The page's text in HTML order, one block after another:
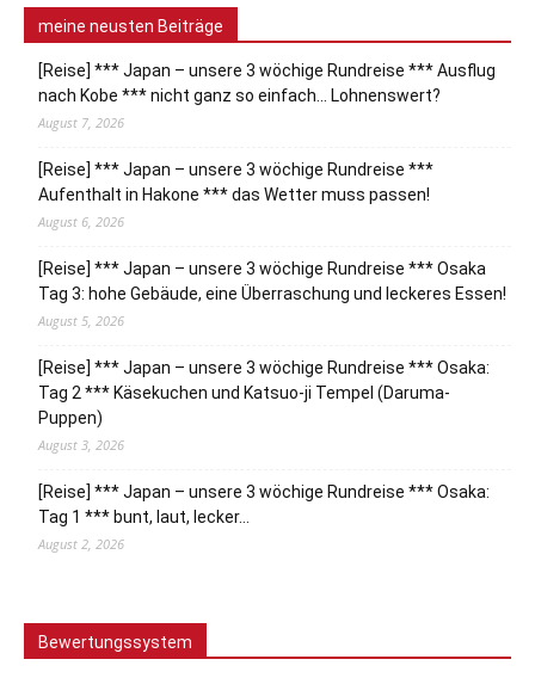
meine neusten Beiträge
[Reise] *** Japan – unsere 3 wöchige Rundreise *** Ausflug
nach Kobe *** nicht ganz so einfach… Lohnenswert?
August 7, 2026
[Reise] *** Japan – unsere 3 wöchige Rundreise ***
Aufenthalt in Hakone *** das Wetter muss passen!
August 6, 2026
[Reise] *** Japan – unsere 3 wöchige Rundreise *** Osaka
Tag 3: hohe Gebäude, eine Überraschung und leckeres Essen!
August 5, 2026
[Reise] *** Japan – unsere 3 wöchige Rundreise *** Osaka:
Tag 2 *** Käsekuchen und Katsuo-ji Tempel (Daruma-
Puppen)
August 3, 2026
[Reise] *** Japan – unsere 3 wöchige Rundreise *** Osaka:
Tag 1 *** bunt, laut, lecker…
August 2, 2026
Bewertungssystem